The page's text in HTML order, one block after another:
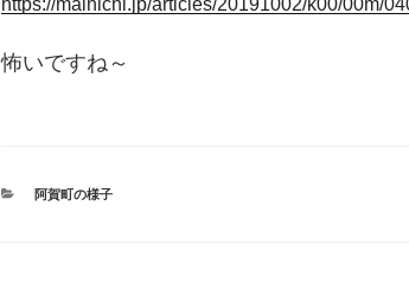
https://mainichi.jp/articles/20191002/k00/00m/
怖いですね～
カ
阿賀町の様子